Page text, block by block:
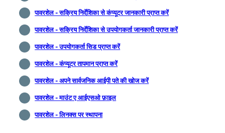
पावरशेल - सक्रिय निर्देशिका से कंप्यूटर जानकारी प्राप्त करें
पावरशेल - सक्रिय निर्देशिका से उपयोगकर्ता जानकारी प्राप्त करें
पावरशेल - उपयोगकर्ता सिड प्राप्त करें
पावरशेल - कंप्यूटर तापमान प्राप्त करें
पावरशेल - अपने सार्वजनिक आईपी पते की खोज करें
पावरशेल - माउंट ए आईएसओ फ़ाइल
पावरशेल - लिनक्स पर स्थापना